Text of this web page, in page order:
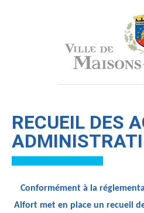
RECUEIL DES
Conformément à la
Alfort met en place un recueil